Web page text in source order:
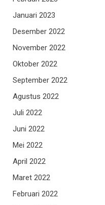
Januari 2023
Desember 2022
November 2022
Oktober 2022
September 2022
Agustus 2022
Juli 2022
Juni 2022
Mei 2022
April 2022
Maret 2022
Februari 2022